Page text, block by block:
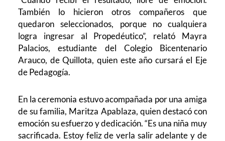
También lo hicieron otros compañeros que
quedaron seleccionados, porque no cualquiera
logra ingresar al Propedéutico”, relató Mayra
Palacios, estudiante del Colegio Bicentenario
Arauco, de Quillota, quien este año cursará el Eje
de Pedagogía.
En la ceremonia estuvo acompañada por una amiga
de su familia, Maritza Apablaza, quien destacó con
emoción su esfuerzo y dedicación. “Es una niña muy
sacrificada. Estoy feliz de verla salir adelante y de